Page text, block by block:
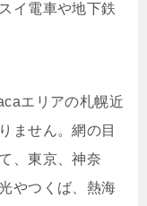
イ電車や地下鉄
エリアの札幌近
ません。網の目
、東京、神奈
やつくば、熱海